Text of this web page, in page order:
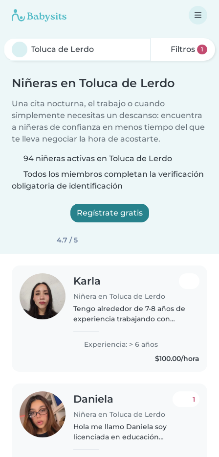
Filtros 1
Niñeras en Toluca de Lerdo
Una cita nocturna, el trabajo o cuando
simplemente necesitas un descanso: encuentra
a niñeras de confianza en menos tiempo del que
te lleva negociar la hora de acostarte.
94 niñeras activas en Toluca de Lerdo
Todos los miembros completan la verificación
obligatoria de identificación
Regístrate gratis
4.7 / 5
Karla
Niñera en Toluca de Lerdo
Tengo alrededor de 7-8 años de
experiencia trabajando con
hasta los 10-12 años, tome cursos
de estimulación temprana, me
gusta ser muy creativa y sigo
Experiencia: > 6 años
$100.00/hora
Daniela
Niñera en Toluca de Lerdo
1
Hola me llamo Daniela soy
licenciada en educación